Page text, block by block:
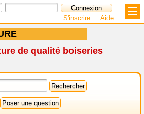
S'inscrire Aide
de qualité boiseries